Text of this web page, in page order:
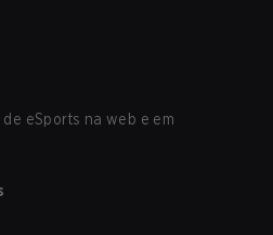
eSports na web e em